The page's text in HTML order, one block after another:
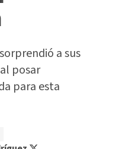
a sus
posar
para esta